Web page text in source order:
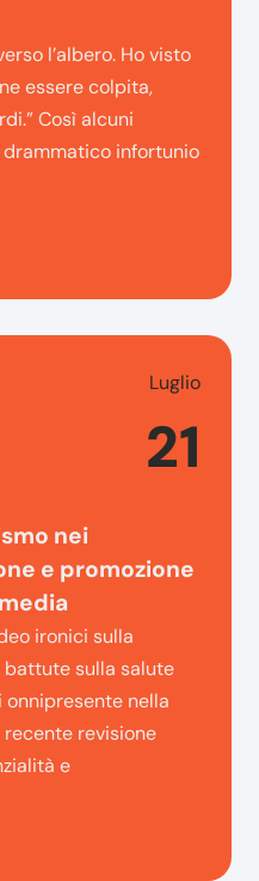
l’albero. Ho visto
essere colpita,
Così alcuni
infortunio
Luglio
21
nei
e promozione
ironici sulla
battute sulla salute
onnipresente nella
revisione
e